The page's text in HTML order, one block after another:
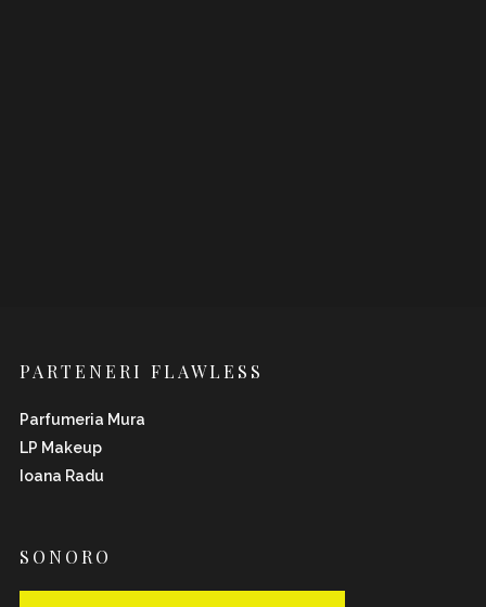
PARTENERI FLAWLESS
Parfumeria Mura
LP Makeup
Ioana Radu
SONORO